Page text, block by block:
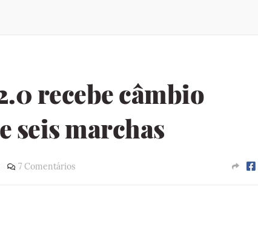
recebe câmbio
seis marchas
7 Comentários